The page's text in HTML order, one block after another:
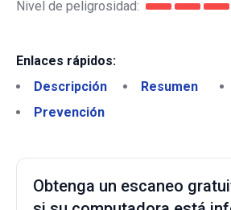
Nivel de peligrosidad:
Enlaces rápidos:
Descripción
Resumen
Prevención
Obtenga un escaneo